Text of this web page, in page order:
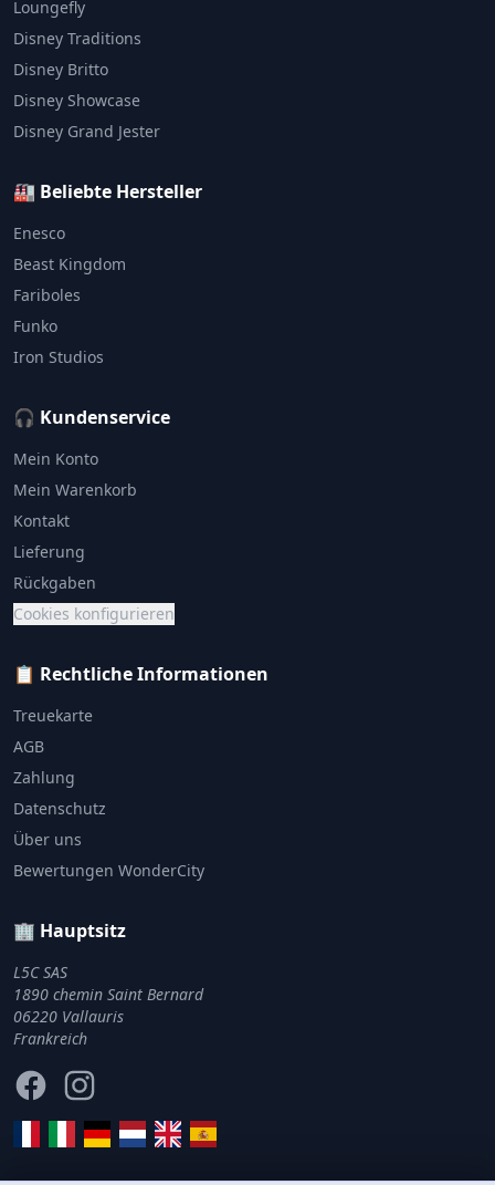
Loungefly
Disney Traditions
Disney Britto
Disney Showcase
Disney Grand Jester
🏭 Beliebte Hersteller
Enesco
Beast Kingdom
Fariboles
Funko
Iron Studios
🎧 Kundenservice
Mein Konto
Mein Warenkorb
Kontakt
Lieferung
Rückgaben
Cookies konfigurieren
📋 Rechtliche Informationen
Treuekarte
AGB
Zahlung
Datenschutz
Über uns
Bewertungen WonderCity
🏢 Hauptsitz
L5C SAS
1890 chemin Saint Bernard
06220 Vallauris
Frankreich
FacebookInstagram